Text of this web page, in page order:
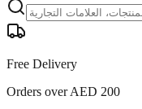
Free Delivery
Orders over AED 200